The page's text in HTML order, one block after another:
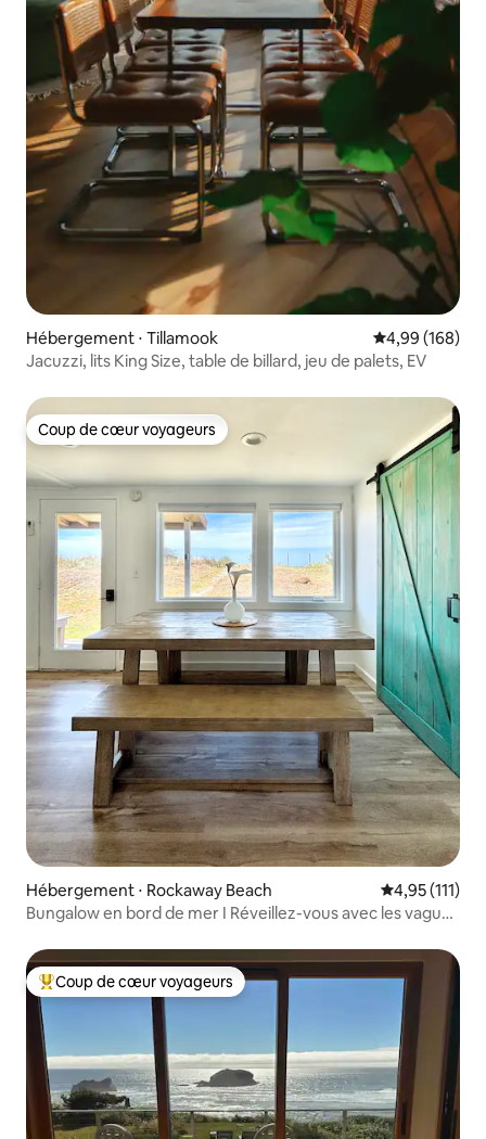
Hébergement ⋅ Tillamook Évaluation
4,99 (168)
Jacuzzi, lits King Size, table de billard, jeu de palets, EV
Coup de cœur voyageurs
Coup de cœur voyageurs
Hébergement ⋅ Rockaway Beach Évaluation
4,95 (111)
Bungalow en bord de mer I Réveillez-vous avec les vagues
Coups de cœur voyageurs les plus appréciés
Coup de cœur voyageurs